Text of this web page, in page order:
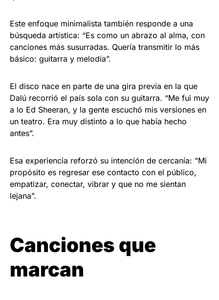
Este enfoque minimalista también responde a una
búsqueda artística: “Es como un abrazo al alma, con
canciones más susurradas. Quería transmitir lo más
básico: guitarra y melodía”.
El disco nace en parte de una gira previa en la que
Dalú recorrió el país sola con su guitarra. “Me fui muy
a lo Ed Sheeran, y la gente escuchó mis versiones en
un teatro. Era muy distinto a lo que había hecho
antes”.
Esa experiencia reforzó su intención de cercanía: “Mi
propósito es regresar ese contacto con el público,
empatizar, conectar, vibrar y que no me sientan
lejana”.
Canciones que
marcan